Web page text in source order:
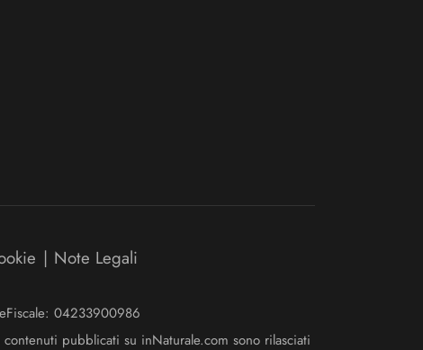
| Note Legali
04233900986
pubblicati su inNaturale.com sono rilasciati